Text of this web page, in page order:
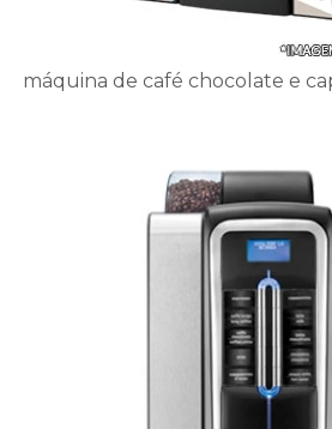
máquina de café chocolate e